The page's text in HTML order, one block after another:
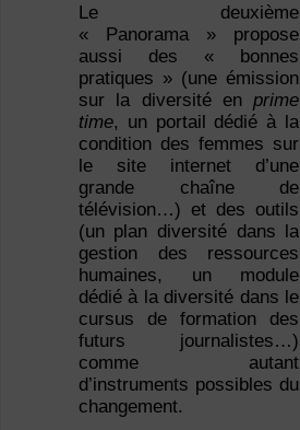
Le deuxième
« Panorama » propose
aussi des « bonnes
pratiques » (une émission
sur la diversité enprime
time, un portail dédié à la
condition des femmes sur
le site internet d’une
grande chaîne de
télévision…) et des outils
(un plan diversité dans la
gestion des ressources
humaines, un module
dédié à la diversité dans le
cursus de formation des
futurs journalistes…)
comme autant
d’instruments possibles du
changement.